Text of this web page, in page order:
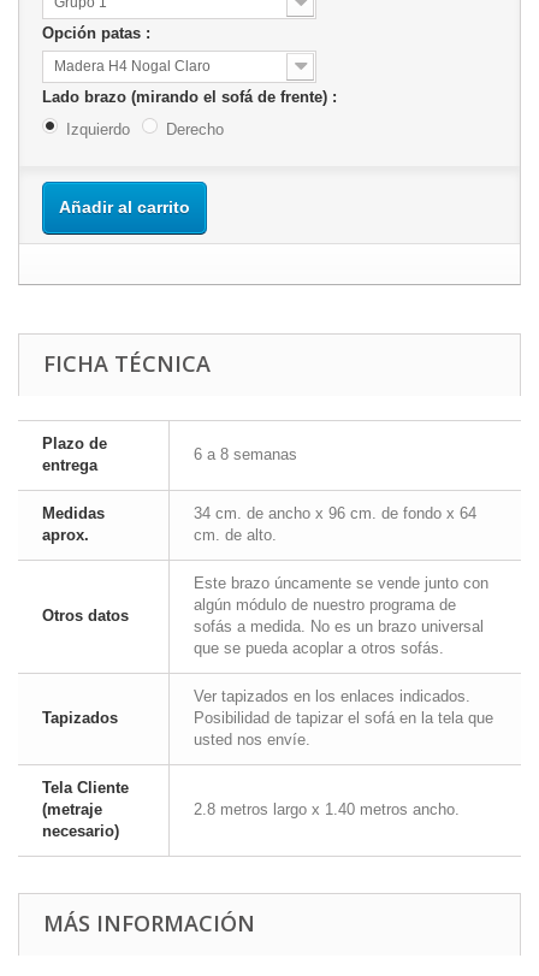
Opción patas :
Madera H4 Nogal Claro
Lado brazo (mirando el sofá de frente) :
Izquierdo
Derecho
Añadir al carrito
FICHA TÉCNICA
Plazo de
entrega
6 a 8 semanas
Medidas
aprox.
34 cm. de ancho x 96 cm. de fondo x 64
cm. de alto.
Otros datos
Este brazo úncamente se vende junto con
algún módulo de nuestro programa de
sofás a medida. No es un brazo universal
que se pueda acoplar a otros sofás.
Tapizados
Ver tapizados en los enlaces indicados.
Posibilidad de tapizar el sofá en la tela que
usted nos envíe.
Tela Cliente
(metraje
necesario)
2.8 metros largo x 1.40 metros ancho.
MÁS INFORMACIÓN